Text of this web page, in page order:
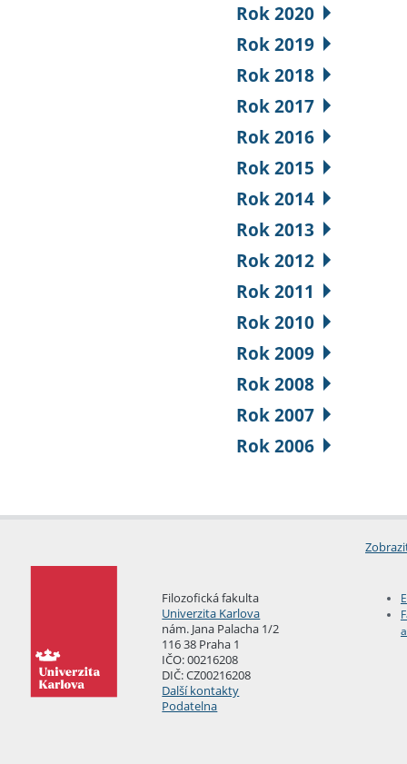
Rok 2020
Rok 2019
Rok 2018
Rok 2017
Rok 2016
Rok 2015
Rok 2014
Rok 2013
Rok 2012
Rok 2011
Rok 2010
Rok 2009
Rok 2008
Rok 2007
Rok 2006
Filozofická fakulta
Univerzita Karlova
nám. Jana Palacha 1/2
116 38 Praha 1
IČO: 00216208
DIČ: CZ00216208
Další kontakty
Podatelna